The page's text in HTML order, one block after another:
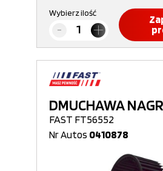
Wybierz ilość
DMUCHAWA
FAST FT56552
Nr Autos 0410878